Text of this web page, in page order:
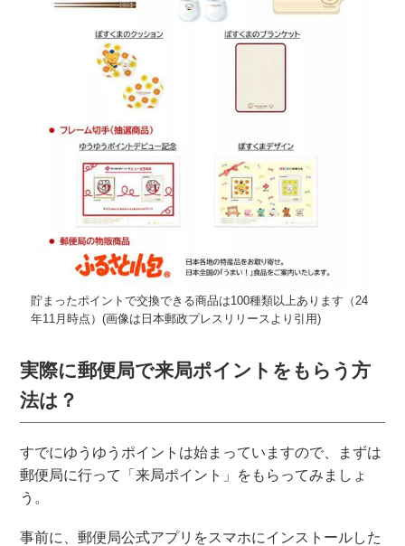
貯まったポイントで交換できる商品は100種類以上あります（24
年11月時点）(画像は日本郵政プレスリリースより引用)
実際に郵便局で来局ポイントをもらう方
法は？
すでにゆうゆうポイントは始まっていますので、まずは
郵便局に行って「来局ポイント」をもらってみましょ
う。
事前に、郵便局公式アプリをスマホにインストールした